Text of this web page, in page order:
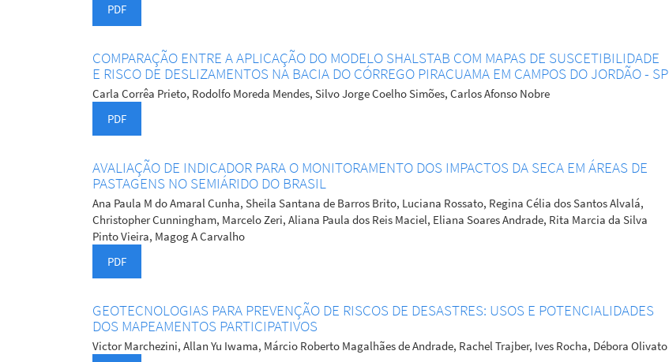
PDF
COMPARAÇÃO ENTRE A APLICAÇÃO DO MODELO SHALSTAB COM MAPAS DE SUSCETIBILIDADE
E RISCO DE DESLIZAMENTOS NA BACIA DO CÓRREGO PIRACUAMA EM CAMPOS DO JORDÃO - SP
Carla Corrêa Prieto, Rodolfo Moreda Mendes, Silvo Jorge Coelho Simões, Carlos Afonso Nobre
PDF
AVALIAÇÃO DE INDICADOR PARA O MONITORAMENTO DOS IMPACTOS DA SECA EM ÁREAS DE
PASTAGENS NO SEMIÁRIDO DO BRASIL
Ana Paula M do Amaral Cunha, Sheila Santana de Barros Brito, Luciana Rossato, Regina Célia dos Santos Alvalá,
Christopher Cunningham, Marcelo Zeri, Aliana Paula dos Reis Maciel, Eliana Soares Andrade, Rita Marcia da Silva
Pinto Vieira, Magog A Carvalho
PDF
GEOTECNOLOGIAS PARA PREVENÇÃO DE RISCOS DE DESASTRES: USOS E POTENCIALIDADES
DOS MAPEAMENTOS PARTICIPATIVOS
Victor Marchezini, Allan Yu Iwama, Márcio Roberto Magalhães de Andrade, Rachel Trajber, Ives Rocha, Débora Olivato